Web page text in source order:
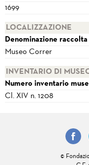
1699
LOCALIZZAZIONE
Denominazione raccolta
Museo Correr
INVENTARIO DI
Numero inventario
Cl. XIV n. 1208
©